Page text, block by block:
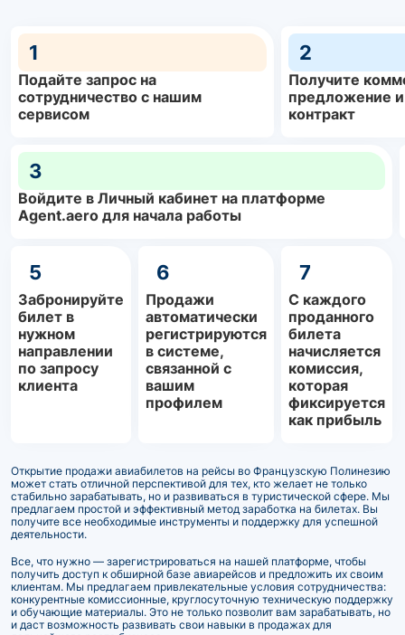
1
Подайте запрос на
сотрудничество с нашим
сервисом
2
Получите
предложение
контракт
3
Войдите в Личный кабинет на платформе
Agent.aero для начала работы
5
Забронируйте
билет в
нужном
направлении
по запросу
клиента
6
Продажи
автоматически
регистрируются
в системе,
связанной с
вашим
профилем
7
С каждого
проданного
билета
начисляется
комиссия,
которая
фиксируется
как прибыль
Открытие продажи авиабилетов на рейсы во Французскую Полинезию
может стать отличной перспективой для тех, кто желает не только
стабильно зарабатывать, но и развиваться в туристической сфере. Мы
предлагаем простой и эффективный метод заработка на билетах. Вы
получите все необходимые инструменты и поддержку для успешной
деятельности.
Все, что нужно — зарегистрироваться на нашей платформе, чтобы
получить доступ к обширной базе авиарейсов и предложить их своим
клиентам. Мы предлагаем привлекательные условия сотрудничества:
конкурентные комиссионные, круглосуточную техническую поддержку
и обучающие материалы. Это не только позволит вам зарабатывать, но
и даст возможность развивать свои навыки в продажах для